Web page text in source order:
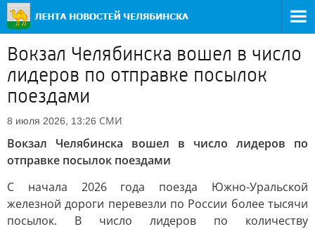
Вокзал Челябинска вошел в число
лидеров по отправке посылок
поездами
8 июля 2026, 13:26 СМИ
Вокзал Челябинска вошел в число лидеров по
отправке посылок поездами
С начала 2026 года поезда Южно-Уральской
железной дороги перевезли по России более тысячи
посылок. В число лидеров по количеству